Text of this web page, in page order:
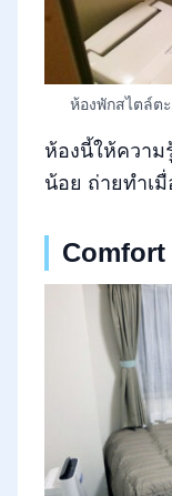
ห้องพักสไตล์ต
ห้องนี้ให้ความ
น้อย ถ่ายทำเ
Comfort